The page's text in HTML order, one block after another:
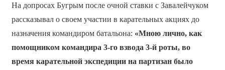
На допросах Бугрым после очной ставки с Завалейчуком
рассказывал о своем участии в карательных акциях до
назначения командиром батальона: «Мною лично, как
помощником командира 3-го взвода 3-й роты, во
время карательной экспедиции на партизан было